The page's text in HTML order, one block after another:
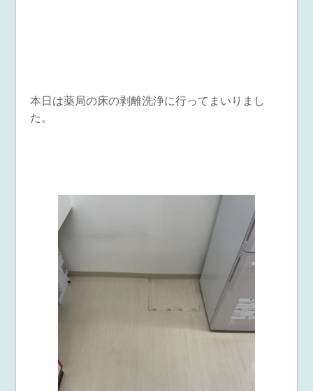
本日は薬局の床の剥離洗浄に行ってまいりまし
た。